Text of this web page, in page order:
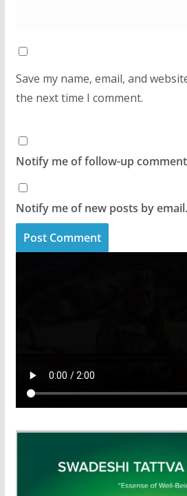
Save my name, email, and
the next time I comment.
Notify me of follow-up
Notify me of new posts by email.